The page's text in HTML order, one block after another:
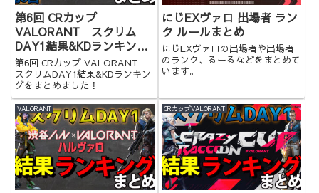
第6回 CRカップ
VALORANT スクリム
DAY1結果&KDランキング
まとめ
第6回 CRカップ VALORANT
スクリムDAY1結果&KDランキン
グをまとめました！
にじEXヴァロ 出場者 ラン
ク ルールまとめ
にじEXヴァロの出場者や出場者
のランク、るーるなどをまとめて
います。
VALORANT CRカップVALORANT